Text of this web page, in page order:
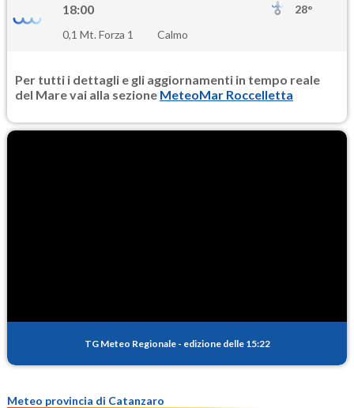
18:00
28°
0,1 Mt. Forza 1
Calmo
Per tutti i dettagli e gli aggiornamenti in tempo reale
del Mare vai alla sezione MeteoMar Roccelletta
TG Meteo Regionale - edizione delle 15:22
Meteo provincia di Catanzaro